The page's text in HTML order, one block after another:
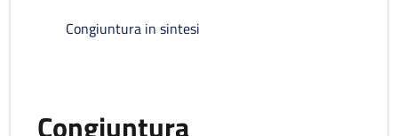
Congiuntura in sintesi
Congiuntura